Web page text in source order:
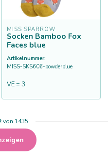
MISS SPARROW
Socken Bamboo Fox
Faces blue
Artikelnummer:
MISS-SKS606-powderblue
VE = 3
von 1435